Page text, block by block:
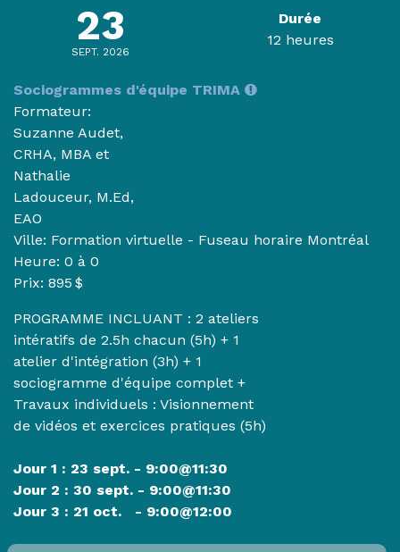
23
SEPT. 2026
Durée
12 heures
Sociogrammes d'équipe TRIMA
Formateur:
Suzanne Audet,
CRHA, MBA et
Nathalie
Ladouceur, M.Ed,
EAO
Ville: Formation virtuelle - Fuseau horaire Montréal
Heure: 0 à 0
Prix: 895 $
PROGRAMME INCLUANT : 2 ateliers
intératifs de 2.5h chacun (5h) + 1
atelier d'intégration (3h) + 1
sociogramme d'équipe complet +
Travaux individuels : Visionnement
de vidéos et exercices pratiques (5h)
Jour 1 : 23 sept. - 9:00@11:30
Jour 2 : 30 sept. - 9:00@11:30
Jour 3 : 21 oct. - 9:00@12:00